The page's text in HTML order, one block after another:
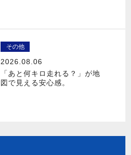
その他
2026.08.06
「あと何キロ走れる？」が地
図で見える安心感。